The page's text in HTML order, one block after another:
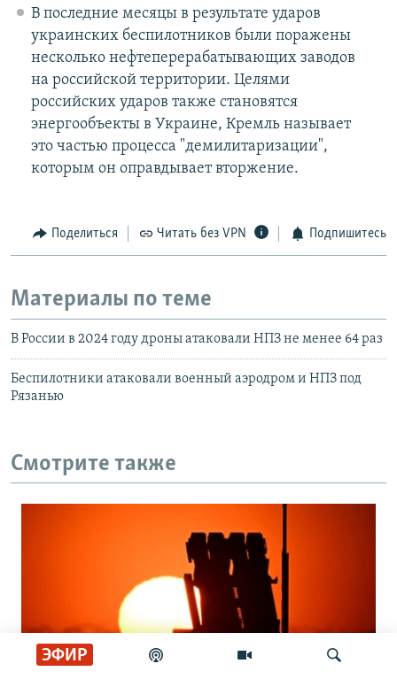
ЭФИР
В последние месяцы в результате ударов
украинских беспилотников были поражены
несколько нефтеперерабатывающих заводов
на российской территории. Целями
российских ударов также становятся
энергообъекты в Украине, Кремль называет
это частью процесса "демилитаризации",
которым он оправдывает вторжение.
Поделиться Читать без VPN Подпишитесь
Материалы по теме
В России в 2024 году дроны атаковали НПЗ не менее 64 раз
Беспилотники атаковали военный аэродром и НПЗ под
Рязанью
Смотрите также